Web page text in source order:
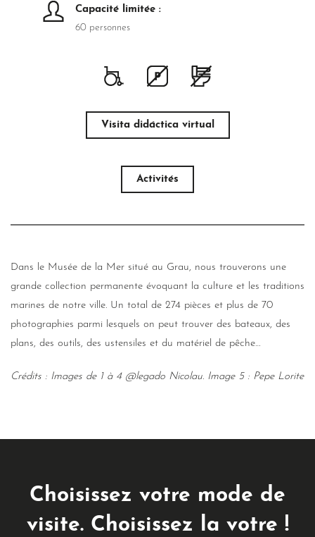
Capacité limitée :
60 personnes
Visita didáctica virtual
Activités
Dans le Musée de la Mer situé au Grau, nous trouverons une
grande collection permanente évoquant la culture et les traditions
marines de notre ville. Un total de 274 pièces et plus de 70
photographies parmi lesquels on peut trouver des bateaux, des
plans, des outils, des ustensiles et du matériel de pêche…
Crédits : Images de 1 à 4 @legado Nicolau. Image 5 : Pepe Lorite
Choisissez votre mode de
visite. Choisissez la votre !